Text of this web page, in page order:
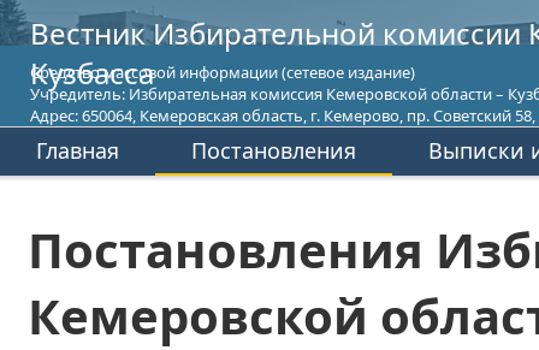
Вестник Избирательной комиссии
Кузбасса
Средство массовой информации (сетевое издание)
Учредитель: Избирательная комиссия Кемеровской области –
Адрес: 650064, Кемеровская область, г. Кемерово, пр. Советский 58,
Главная Постановления Выписки
Постановления
Кемеровской